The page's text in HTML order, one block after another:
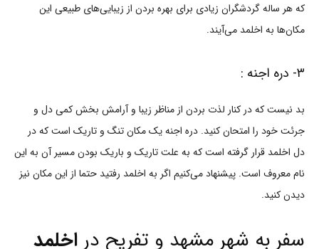
که هر ساله گردشگران زیادی برای بهره بردن از زیبایی‌های طبیعی این
مکان‌ها به اخلمد می‌آیند.
۳- دره اجنه :
بد نیست که در کنار لذت بردن از مناظر زیبا و آرامش بخش کمی دل و
جرئت خود را امتحان کنید. دره اجنه یک مکان تنگ و تاریک است که در
دل اخلمد قرار گرفته است که به علت تاریک و باریک بودن مسیر آن به این
نام معروف است. پیشنهاد می‌کنیم اگر به اخلمد رفتید حتما از این مکان نیز
دیدن کنید.
سفر به شهر مشهد و تفریح در اخلمد